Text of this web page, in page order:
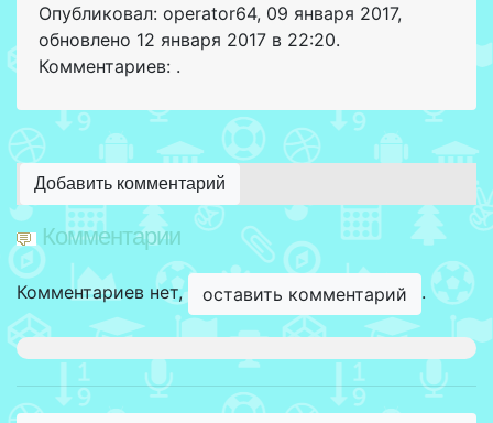
Опубликовал: operator64, 09 января 2017,
обновлено 12 января 2017 в 22:20.
Комментариев: .
Добавить комментарий
Комментарии
Комментариев нет, оставить комментарий .